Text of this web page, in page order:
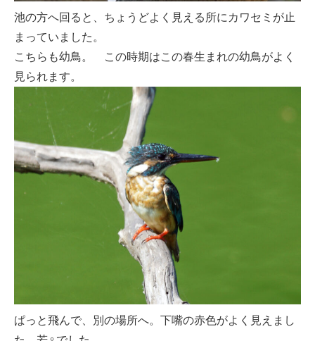
池の方へ回ると、ちょうどよく見える所にカワセミが止
まっていました。
こちらも幼鳥。 この時期はこの春生まれの幼鳥がよく
見られます。
ぱっと飛んで、別の場所へ。下嘴の赤色がよく見えまし